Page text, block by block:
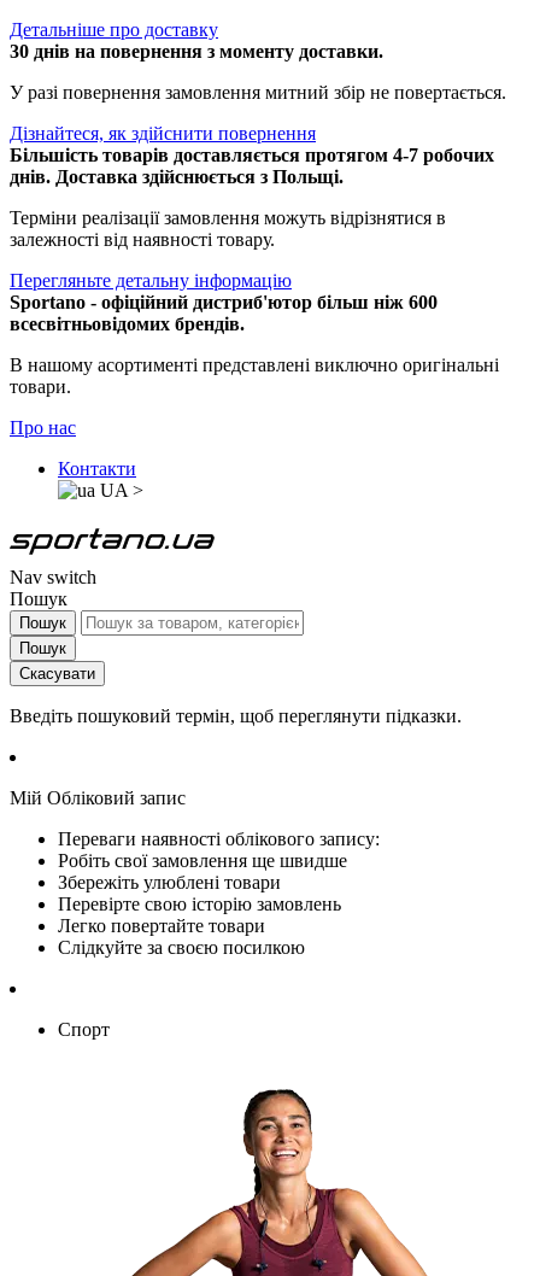
Детальніше про доставку
30 днів на повернення з моменту доставки.
У разі повернення замовлення митний збір не повертається.
Дізнайтеся, як здійснити повернення
Більшість товарів доставляється протягом 4-7 робочих
днів. Доставка здійснюється з Польщі.
Терміни реалізації замовлення можуть відрізнятися в
залежності від наявності товару.
Перегляньте детальну інформацію
Sportano - офіційний дистриб'ютор більш ніж 600
всесвітньовідомих брендів.
В нашому асортименті представлені виключно оригінальні
товари.
Про нас
Контакти
UA >
Nav switch
Пошук
Пошук
Пошук
Скасувати
Введіть пошуковий термін, щоб переглянути підказки.
Мій Обліковий запис
Переваги наявності облікового запису:
Робіть свої замовлення ще швидше
Збережіть улюблені товари
Перевірте свою історію замовлень
Легко повертайте товари
Слідкуйте за своєю посилкою
Спорт